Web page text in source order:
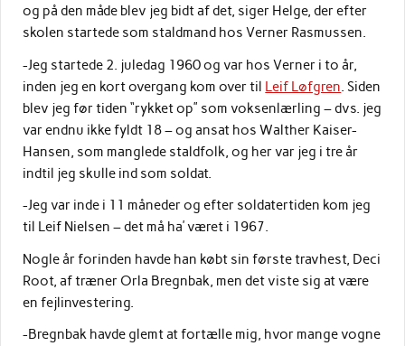
og på den måde blev jeg bidt af det, siger Helge, der efter
skolen startede som staldmand hos Verner Rasmussen.
-Jeg startede 2. juledag 1960 og var hos Verner i to år,
inden jeg en kort overgang kom over til Leif Løfgren. Siden
blev jeg før tiden “rykket op” som voksenlærling – dvs. jeg
var endnu ikke fyldt 18 – og ansat hos Walther Kaiser-
Hansen, som manglede staldfolk, og her var jeg i tre år
indtil jeg skulle ind som soldat.
-Jeg var inde i 11 måneder og efter soldatertiden kom jeg
til Leif Nielsen – det må ha’ været i 1967.
Nogle år forinden havde han købt sin første travhest, Deci
Root, af træner Orla Bregnbak, men det viste sig at være
en fejlinvestering.
-Bregnbak havde glemt at fortælle mig, hvor mange vogne